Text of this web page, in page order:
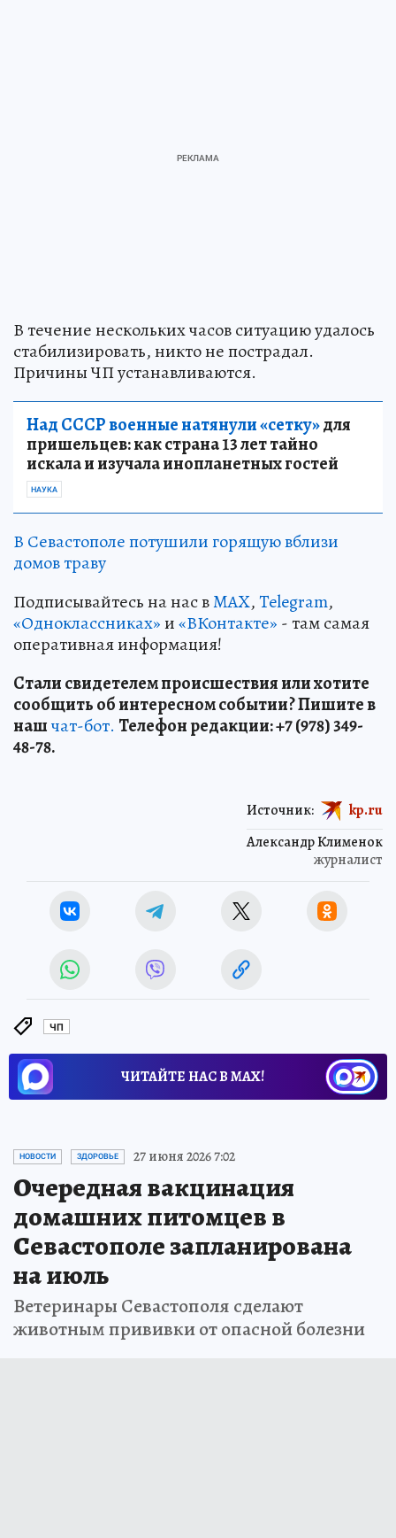
В течение нескольких часов ситуацию удалось
стабилизировать, никто не пострадал.
Причины ЧП устанавливаются.
Над СССР военные натянули «сетку»для
пришельцев: как страна 13 лет тайно
искала и изучала инопланетных гостей
НАУКА
В Севастополе потушили горящую вблизи
домов траву
Подписывайтесь на нас вMAX,Telegram,
«Одноклассниках»и«ВКонтакте» - там самая
оперативная информация!
Стали свидетелем происшествия или хотите
сообщить об интересном событии? Пишите в
нашчат-бот. Телефон редакции: +7 (978) 349-
48-78.
Александр Клименок
журналист
Источник: kp.ru
ЧП
ЧИТАЙТЕ НАС В МАХ!
НОВОСТИ ЗДОРОВЬЕ 27 июня 2026 7:02
Очередная вакцинация
домашних питомцев в
Севастополе запланирована
на июль
Ветеринары Севастополя сделают
животным прививки от опасной болезни